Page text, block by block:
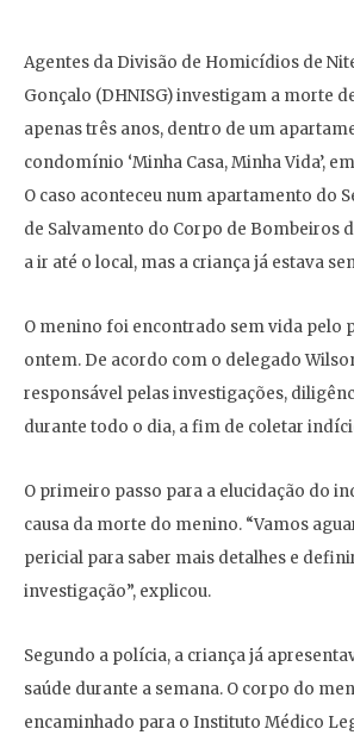
Agentes da Divisão de Homicídios de
Gonçalo (DHNISG) investigam a morte
apenas três anos, dentro de um
condomínio ‘Minha Casa, Minha Vida’,
O caso aconteceu num apartamento do
de Salvamento do Corpo de Bombeiros
a ir até o local, mas a criança já estava
O menino foi encontrado sem vida pelo
ontem. De acordo com o delegado
responsável pelas investigações,
durante todo o dia, a fim de coletar
O primeiro passo para a elucidação do
causa da morte do menino. “Vamos
pericial para saber mais detalhes e
investigação”, explicou.
Segundo a polícia, a criança já
saúde durante a semana. O corpo do
encaminhado para o Instituto Médico